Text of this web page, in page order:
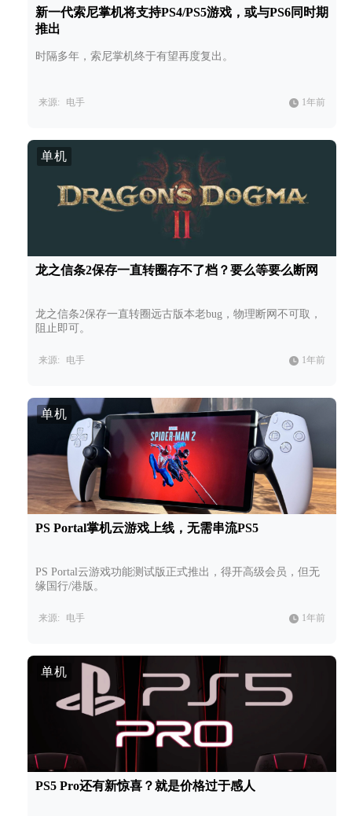
新一代索尼掌机将支持PS4/PS5游戏，或与PS6同时期
推出
时隔多年，索尼掌机终于有望再度复出。
来源: 电手 1年前
单机
龙之信条2保存一直转圈存不了档？要么等要么断网
龙之信条2保存一直转圈远古版本老bug，物理断网不可取，
阻止即可。
来源: 电手 1年前
单机
PS Portal掌机云游戏上线，无需串流PS5
PS Portal云游戏功能测试版正式推出，得开高级会员，但无
缘国行/港版。
来源: 电手 1年前
单机
PS5 Pro还有新惊喜？就是价格过于感人